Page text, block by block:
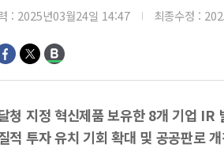
: 2025년03월24일 14:47 최종수정 :
청 지정 혁신제품 보유한 8개 기업 IR
적 투자 유치 기회 확대 및 공공판로